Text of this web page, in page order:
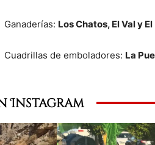
Ganaderías: Los Chatos, El Val y
Cuadrillas de emboladores: La
Instagram